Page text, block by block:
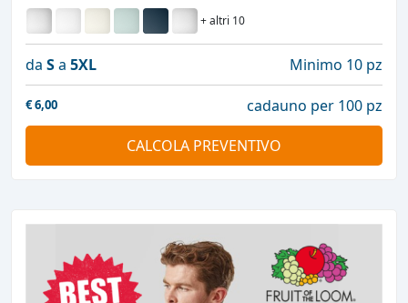
+ altri 10
da Sa 5XL Minimo 10 pz
€6,00
cadauno per 100 pz
CALCOLA PREVENTIVO